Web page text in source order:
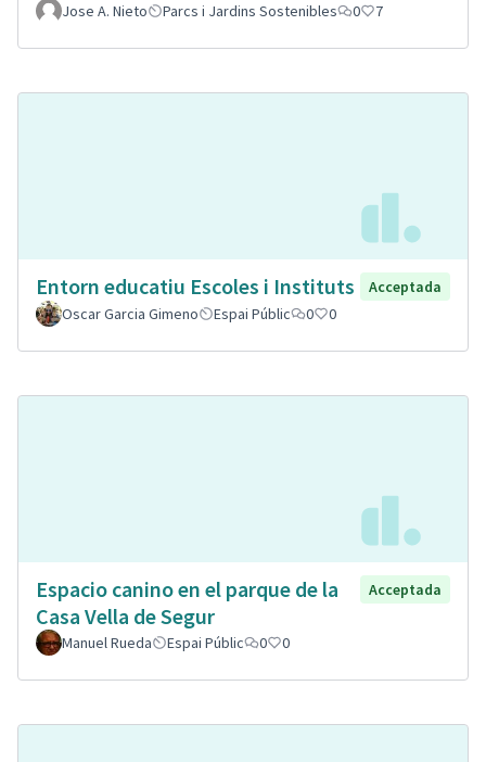
Jose A. Nieto Parcs i Jardins Sostenibles 0 7
Entorn educatiu Escoles i Instituts
Acceptada
Oscar Garcia Gimeno
Espai Públic 0 0
Espacio canino en el parque de la
Casa Vella de Segur
Acceptada
Manuel Rueda Espai Públic 0 0